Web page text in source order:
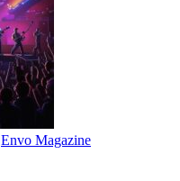
Envo Magazine